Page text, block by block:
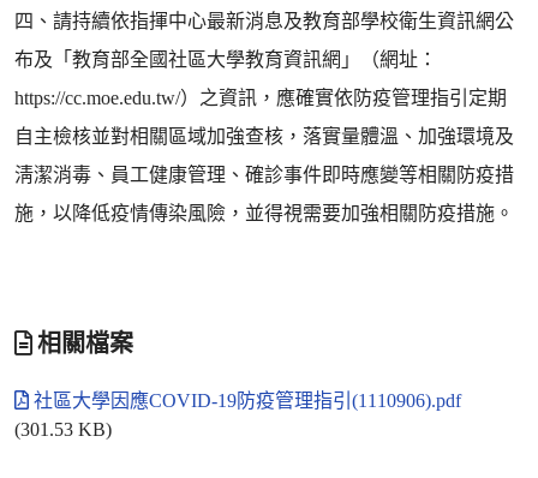
四、請持續依指揮中心最新消息及教育部學校衛生資訊網公
布及「教育部全國社區大學教育資訊網」（網址：
https://cc.moe.edu.tw/）之資訊，應確實依防疫管理指引定期
自主檢核並對相關區域加強查核，落實量體溫、加強環境及
淸潔消毒、員工健康管理、確診事件即時應變等相關防疫措
施，以降低疫情傳染風險，並得視需要加強相關防疫措施。
相關檔案
社區大學因應COVID-19防疫管理指引(1110906).pdf
(301.53 KB)